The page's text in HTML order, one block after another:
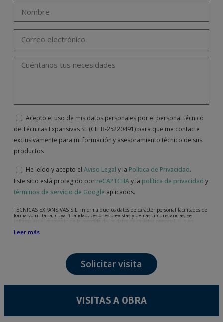
Acepto el uso de mis datos personales por el personal técnico
de Técnicas Expansivas SL (CIF B-26220491) para que me contacte
exclusivamente para mi formación y asesoramiento técnico de sus
productos
He leído y acepto el Aviso Legal y la Política de Privacidad.
Este sitio está protegido por reCAPTCHAy la política de privacidad y
términos de servicio de Google aplicados.
TÉCNICAS EXPANSIVAS S.L. informa que los datos de carácter personal facilitados de
forma voluntaria, cuya finalidad, cesiones previstas y demás circunstancias, se
informa en el momento de la recogida de los datos de carácter personal, si bien,
su solicitud, queja o duda planteada, mantenimiento de la relación establecida, la
Los datos incorporados a nuestros ficheros son absolutamente confidenciales y serán
tratados con la máxima confidencialidad y cumpliendo todos los requisitos que obliga
el Reglamento General de Protección de Datos (RGPD) de 27 de abril de 2016. Los
motivación para la que fueron recabados. El plazo durante el cual se conservarán los
tiempo que medie en la prestación del servicio para el que fueron comunicados.
protección de datos, como pueden ser los relativos a salud, pues los mismos no viajan
Leer más
Solicitar visita
VISITAS A OBRA